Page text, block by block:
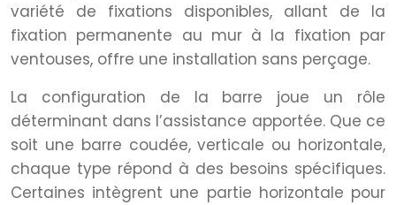
variété de fixations disponibles, allant de la
fixation permanente au mur à la fixation par
ventouses, offre une installation sans perçage.
La configuration de la barre joue un rôle
déterminant dans l’assistance apportée. Que ce
soit une barre coudée, verticale ou horizontale,
chaque type répond à des besoins spécifiques.
Certaines intègrent une partie horizontale pour